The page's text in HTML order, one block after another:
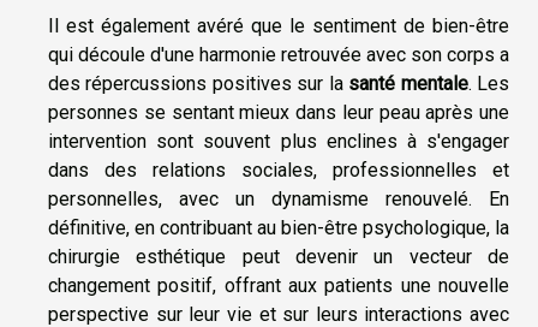
Il est également avéré que le sentiment de bien-être
qui découle d'une harmonie retrouvée avec son corps a
des répercussions positives sur la santé mentale. Les
personnes se sentant mieux dans leur peau après une
intervention sont souvent plus enclines à s'engager
dans des relations sociales, professionnelles et
personnelles, avec un dynamisme renouvelé. En
définitive, en contribuant au bien-être psychologique, la
chirurgie esthétique peut devenir un vecteur de
changement positif, offrant aux patients une nouvelle
perspective sur leur vie et sur leurs interactions avec